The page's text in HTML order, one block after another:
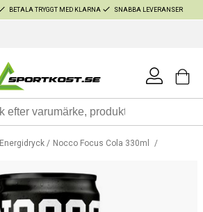
BETALA TRYGGT MED KLARNA SNABBA LEVERANSER
Energidryck Nocco Focus Cola 330ml